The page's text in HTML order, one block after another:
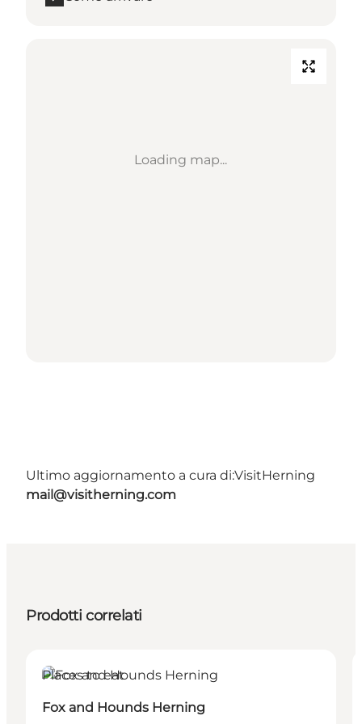
Loading map...
Ultimo aggiornamento a cura di:VisitHerning
mail@visitherning.com
Prodotti correlati
Places to eat
Fox and Hounds Herning